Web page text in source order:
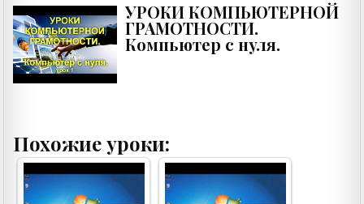
УРОКИ КОМПЬЮТЕРНОЙ
ГРАМОТНОСТИ.
Компьютер с нуля.
Похожие уроки: